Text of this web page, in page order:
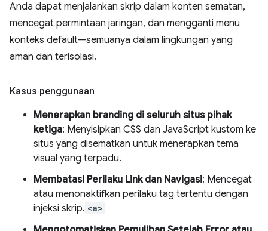
Anda dapat menjalankan skrip dalam konten sematan,
mencegat permintaan jaringan, dan mengganti menu
konteks default—semuanya dalam lingkungan yang
aman dan terisolasi.
Kasus penggunaan
Menerapkan branding di seluruh situs pihak
ketiga: Menyisipkan CSS dan JavaScript kustom ke
situs yang disematkan untuk menerapkan tema
visual yang terpadu.
Membatasi Perilaku Link dan Navigasi: Mencegat
atau menonaktifkan perilaku tag tertentu dengan
injeksi skrip. <a>